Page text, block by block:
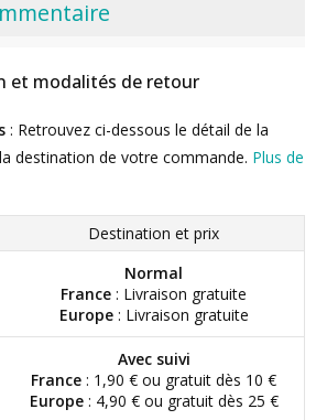
et modalités de retour
: Retrouvez ci-dessous le détail de la
destination de votre commande. Plus de
Destination et prix
Normal
France : Livraison gratuite
Europe: Livraison gratuite
Avec suivi
France : 1,90 € ou gratuit dès 10 €
Europe: 4,90 € ou gratuit dès 25 €